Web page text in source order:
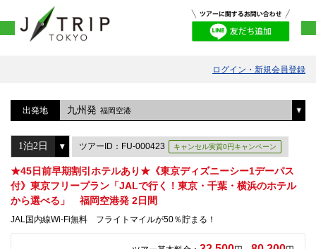
ログイン・新規会員登録
出発地 九州発 福岡空港
ツアーID：FU-000423 キャンセル実質0円キャンペーン
★45日前早期割引ホテルあり★《東京ディズニーシー1デーパス
付》東京フリープラン「JALで行く！東京・千葉・横浜のホテル
から選べる」 福岡空港発 2日間
JAL国内線Wi-Fi無料 フライトマイルが50％貯まる！